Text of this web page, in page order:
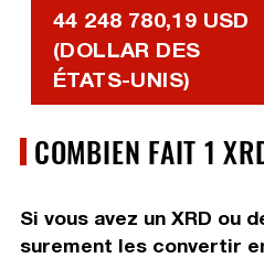
44 248 780,19 USD
(DOLLAR DES
ÉTATS-UNIS)
COMBIEN FAIT 1
Si vous avez un XRD ou
surement les convertir